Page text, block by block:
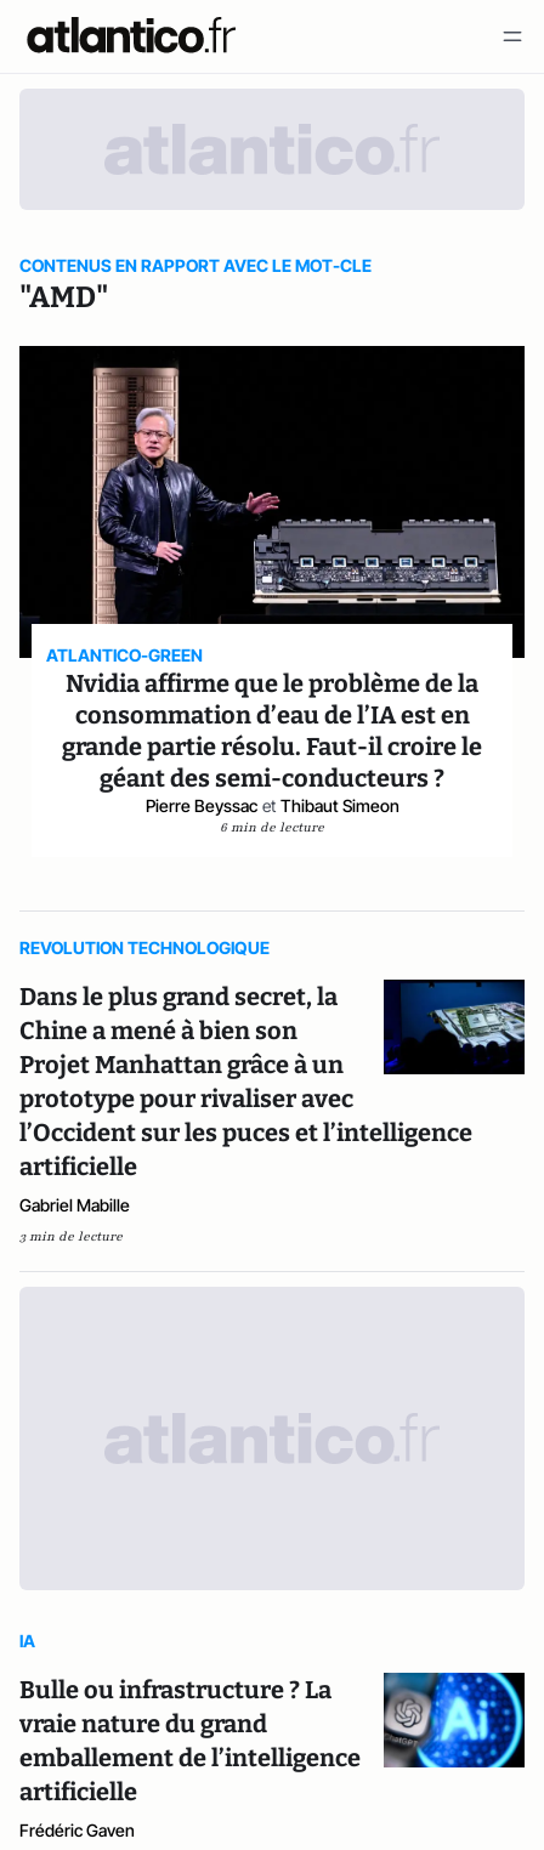
CONTENUS EN RAPPORT AVEC LE MOT-CLE
"AMD"
ATLANTICO-GREEN
Nvidia affirme que le problème de la
consommation d’eau de l’IA est en
grande partie résolu. Faut-il croire le
géant des semi-conducteurs ?
Pierre Beyssac et Thibaut Simeon
6 min de lecture
REVOLUTION TECHNOLOGIQUE
Dans le plus grand secret, la
Chine a mené à bien son
Projet Manhattan grâce à un
prototype pour rivaliser avec
l’Occident sur les puces et l’intelligence
artificielle
Gabriel Mabille
3 min de lecture
IA
Bulle ou infrastructure ? La
vraie nature du grand
emballement de l’intelligence
artificielle
Frédéric Gaven